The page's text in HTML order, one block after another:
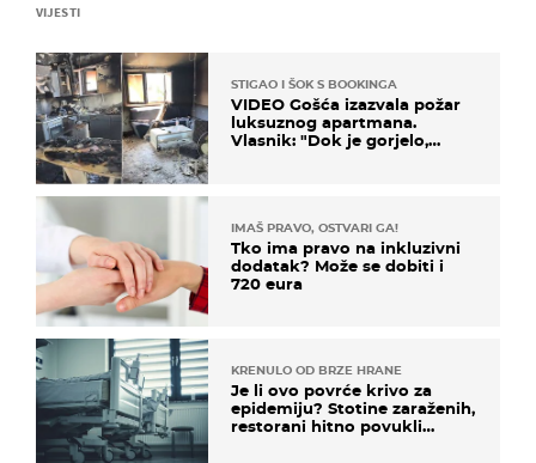
VIJESTI
STIGAO I ŠOK S BOOKINGA
VIDEO Gošća izazvala požar
luksuznog apartmana.
Vlasnik: "Dok je gorjelo,
IMAŠ PRAVO, OSTVARI GA!
Tko ima pravo na inkluzivni
dodatak? Može se dobiti i
720 eura
KRENULO OD BRZE HRANE
Je li ovo povrće krivo za
epidemiju? Stotine zaraženih,
restorani hitno povukli